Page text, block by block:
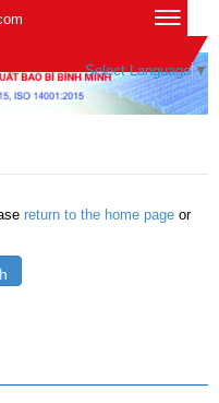
Select Language ▼
return to the home page or